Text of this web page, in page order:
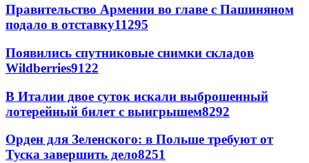
Правительство Армении во главе с Пашиняном
подало в отставку11295
Появились спутниковые снимки складов
Wildberries9122
В Италии двое суток искали выброшенный
лотерейный билет с выигрышем8292
Орден для Зеленского: в Польше требуют от
Туска завершить дело8251